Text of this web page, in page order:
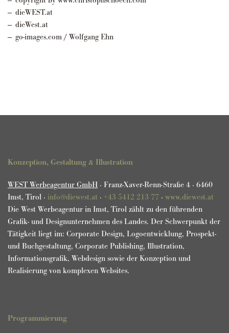
dieWEST.at
dieWest.at
go-images.com / Wolfgang Ehn
Konzeption, Gestaltung & Illustration
WEST Werbeagentur GmbH · Franz-Xaver-Renn-Straße 4 · 6460
Imst, Tirol · info@diewest.at · +43 5412 213 77 · www.diewest.at
Die West Werbeagentur in Imst, Tirol zählt zu den führenden
Grafik- und Designunternehmen des Landes. Der Schwerpunkt der
Tätigkeit liegt im: Corporate Design, Logoentwicklung, Prospekt-
und Buchgestaltung, Corporate Publishing, Illustration,
Informationsgrafik, Webdesign sowie der Konzeption und
Realisierung von komplexen Websites.
Programmierung